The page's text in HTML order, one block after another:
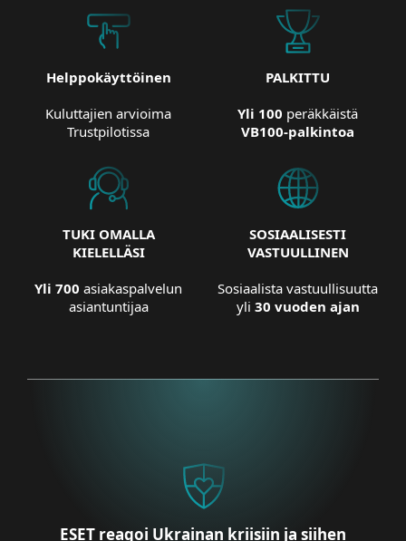
Helppokäyttöinen
Kuluttajien arvioima
Trustpilotissa
PALKITTU
Yli 100 peräkkäistä
VB100-palkintoa
TUKI OMALLA
KIELELLÄSI
Yli 700 asiakaspalvelun
asiantuntijaa
SOSIAALISESTI
VASTUULLINEN
Sosiaalista vastuullisuutta
yli 30 vuoden ajan
ESET reagoi Ukrainan kriisiin ja siihen